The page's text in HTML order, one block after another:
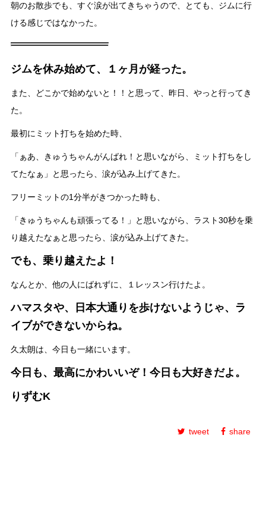
朝のお散歩でも、すぐ涙が出てきちゃうので、とても、ジムに行
ける感じではなかった。
ジムを休み始めて、１ヶ月が経った。
また、どこかで始めないと！！と思って、昨日、やっと行ってき
た。
最初にミット打ちを始めた時、
「ぁあ、きゅうちゃんがんばれ！と思いながら、ミット打ちをし
てたなぁ」と思ったら、涙が込み上げてきた。
フリーミットの1分半がきつかった時も、
「きゅうちゃんも頑張ってる！」と思いながら、ラスト30秒を乗
り越えたなぁと思ったら、涙が込み上げてきた。
でも、乗り越えたよ！
なんとか、他の人にばれずに、１レッスン行けたよ。
ハマスタや、日本大通りを歩けないようじゃ、ラ
イブができないからね。
久太朗は、今日も一緒にいます。
今日も、最高にかわいいぞ！今日も大好きだよ。
りずむK
tweet share